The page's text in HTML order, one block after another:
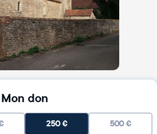
Mon don
250€ 500 €